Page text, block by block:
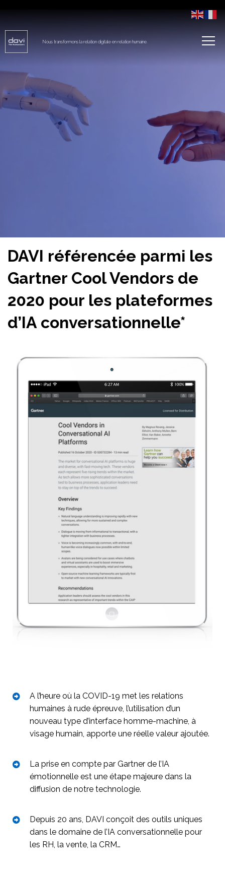
Nous transformons la relation digitale en relation humaine.
DAVI référencée parmi les
Gartner Cool Vendors de
2020 pour les plateformes
d’IA conversationnelle*
A l’heure où la COVID-19 met les relations
humaines à rude épreuve, l’utilisation d’un
nouveau type d’interface homme-machine, à
visage humain, apporte une réelle valeur ajoutée.
La prise en compte par Gartner de l’IA
émotionnelle est une étape majeure dans la
diffusion de notre technologie.
Depuis 20 ans, DAVI conçoit des outils uniques
dans le domaine de l’IA conversationnelle pour
les RH, la vente, la CRM…